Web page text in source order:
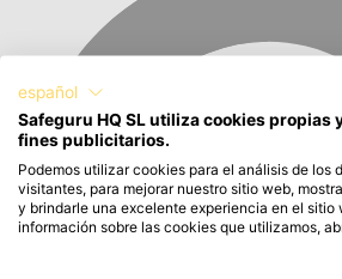
español
Safeguru HQ SL utiliza cookies propias
fines publicitarios.
Podemos utilizar cookies para el análisis de los
visitantes, para mejorar nuestro sitio web,
y brindarle una excelente experiencia en el sitio
información sobre las cookies que utilizamos,